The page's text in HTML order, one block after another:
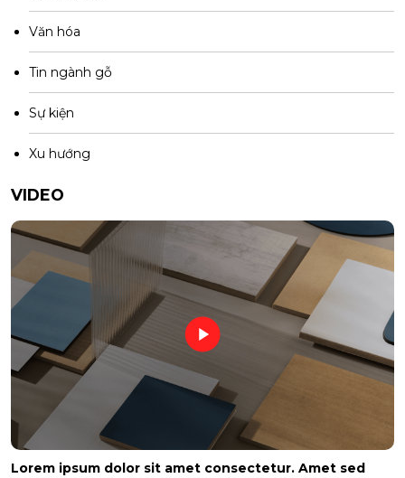
Văn hóa
Tin ngành gỗ
Sự kiện
Xu hướng
VIDEO
Lorem ipsum dolor sit amet consectetur. Amet sed